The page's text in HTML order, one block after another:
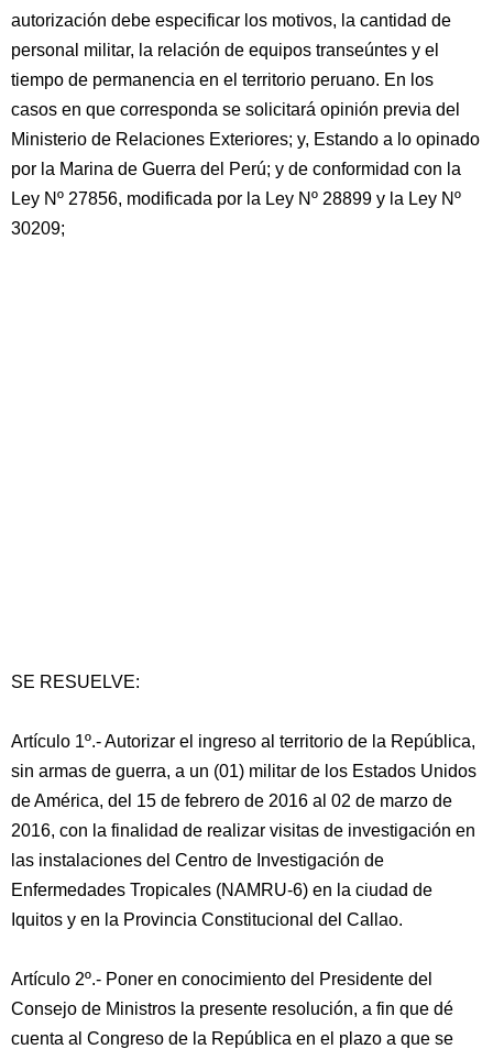
autorización debe especificar los motivos, la cantidad de
personal militar, la relación de equipos transeúntes y el
tiempo de permanencia en el territorio peruano. En los
casos en que corresponda se solicitará opinión previa del
Ministerio de Relaciones Exteriores; y, Estando a lo opinado
por la Marina de Guerra del Perú; y de conformidad con la
Ley Nº 27856, modificada por la Ley Nº 28899 y la Ley Nº
30209;
SE RESUELVE:
Artículo 1º.- Autorizar el ingreso al territorio de la República,
sin armas de guerra, a un (01) militar de los Estados Unidos
de América, del 15 de febrero de 2016 al 02 de marzo de
2016, con la finalidad de realizar visitas de investigación en
las instalaciones del Centro de Investigación de
Enfermedades Tropicales (NAMRU-6) en la ciudad de
Iquitos y en la Provincia Constitucional del Callao.
Artículo 2º.- Poner en conocimiento del Presidente del
Consejo de Ministros la presente resolución, a fin que dé
cuenta al Congreso de la República en el plazo a que se